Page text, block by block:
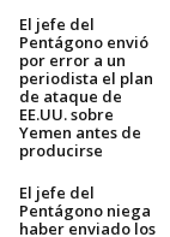
El jefe del
Pentágono envió
por error a un
periodista el plan
de ataque de
EE.UU. sobre
Yemen antes de
producirse
El jefe del
Pentágono niega
haber enviado los